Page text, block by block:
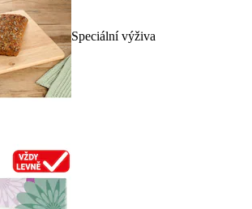
Speciální výživa